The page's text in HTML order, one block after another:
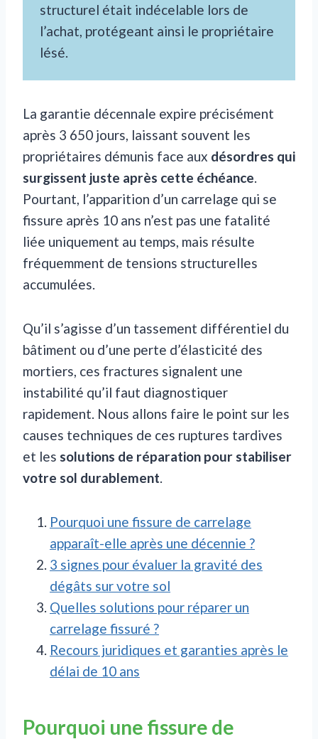
structurel était indécelable lors de
l’achat, protégeant ainsi le propriétaire
lésé.
La garantie décennale expire précisément
après 3 650 jours, laissant souvent les
propriétaires démunis face aux désordres qui
surgissent juste après cette échéance.
Pourtant, l’apparition d’un carrelage qui se
fissure après 10 ans n’est pas une fatalité
liée uniquement au temps, mais résulte
fréquemment de tensions structurelles
accumulées.
Qu’il s’agisse d’un tassement différentiel du
bâtiment ou d’une perte d’élasticité des
mortiers, ces fractures signalent une
instabilité qu’il faut diagnostiquer
rapidement. Nous allons faire le point sur les
causes techniques de ces ruptures tardives
et les solutions de réparation pour stabiliser
votre sol durablement.
Pourquoi une fissure de carrelage
apparaît-elle après une décennie ?
3 signes pour évaluer la gravité des
dégâts sur votre sol
Quelles solutions pour réparer un
carrelage fissuré ?
Recours juridiques et garanties après le
délai de 10 ans
Pourquoi une fissure de